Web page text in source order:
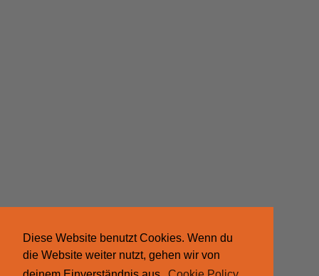
Diese Website benutzt Cookies. Wenn du
die Website weiter nutzt, gehen wir von